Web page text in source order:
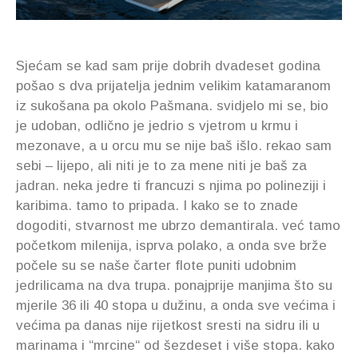
Sjećam se kad sam prije dobrih dvadeset godina
pošao s dva prijatelja jednim velikim katamaranom
iz sukošana pa okolo Pašmana. svidjelo mi se, bio
je udoban, odlično je jedrio s vjetrom u krmu i
mezonave, a u orcu mu se nije baš išlo. rekao sam
sebi – lijepo, ali niti je to za mene niti je baš za
jadran. neka jedre ti francuzi s njima po polineziji i
karibima. tamo to pripada. I kako se to znade
dogoditi, stvarnost me ubrzo demantirala. već tamo
početkom milenija, isprva polako, a onda sve brže
počele su se naše čarter flote puniti udobnim
jedrilicama na dva trupa. ponajprije manjima što su
mjerile 36 ili 40 stopa u dužinu, a onda sve većima i
većima pa danas nije rijetkost sresti na sidru ili u
marinama i “mrcine“ od šezdeset i više stopa. kako